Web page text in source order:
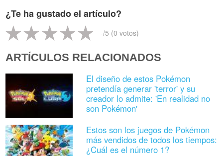
¿Te ha gustado el artículo?
-/5 (0 votos)
ARTÍCULOS RELACIONADOS
El diseño de estos Pokémon
pretendía generar 'terror' y su
creador lo admite: 'En realidad no
son Pokémon'
Estos son los juegos de Pokémon
más vendidos de todos los tiempos:
¿Cuál es el número 1?